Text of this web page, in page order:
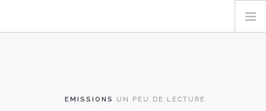
EMISSIONS UN PEU DE LECTURE